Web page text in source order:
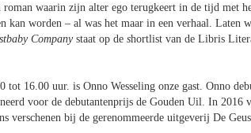
roman waarin zijn alter ego terugkeert in de tijd met
kan worden – al was het maar in een verhaal.
Companystaat op de shortlist van de Libris
tot 16.00 uur. is Onno Wesseling onze gast. Onno
voor de debutantenprijs de Gouden Uil. In 2016
verschenen bij de gerenommeerde uitgeverij De Geus.